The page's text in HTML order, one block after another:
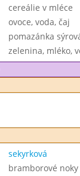
cereálie v mléce
ovoce, voda, čaj
pomazánka
zelenina, mléko,
sekyrková
bramborové